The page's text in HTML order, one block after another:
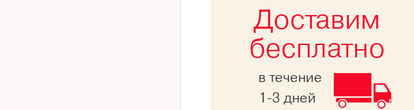
Доставим
бесплатно
в течение
1-3 дней